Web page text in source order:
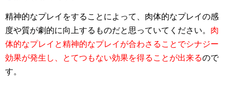
精神的なプレイをすることによって、肉体的なプレイの感
度や質が劇的に向上するものだと思っていてください。 肉
体的なプレイと精神的なプレイが合わさることでシナジー
効果が発生し、とてつもない効果を得ることが出来るので
す。